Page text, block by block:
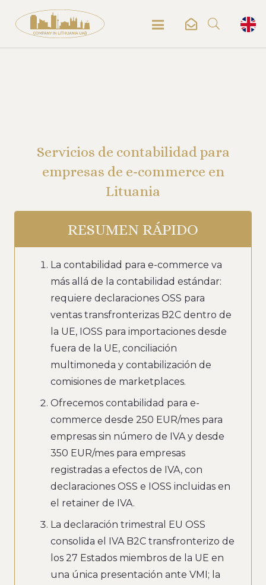
Servicios de contabilidad para
empresas de e-commerce en
Lituania
RESUMEN RÁPIDO
La contabilidad para e-commerce va
más allá de la contabilidad estándar:
requiere declaraciones OSS para
ventas transfronterizas B2C dentro de
la UE, IOSS para importaciones desde
fuera de la UE, conciliación
multimoneda y contabilización de
comisiones de marketplaces.
Ofrecemos contabilidad para e-
commerce desde 250 EUR/mes para
empresas sin número de IVA y desde
350 EUR/mes para empresas
registradas a efectos de IVA, con
declaraciones OSS e IOSS incluidas en
el retainer de IVA.
La declaración trimestral EU OSS
consolida el IVA B2C transfronterizo de
los 27 Estados miembros de la UE en
una única presentación ante VMI; la